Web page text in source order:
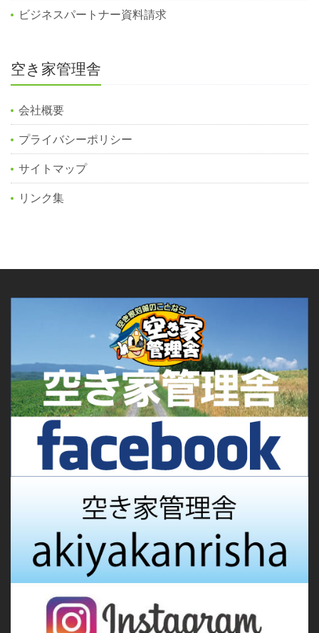
ビジネスパートナー資料請求
空き家管理舎
会社概要
プライバシーポリシー
サイトマップ
リンク集